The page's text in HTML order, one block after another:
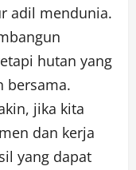
adil mendunia.
hutan yang
bersama.
jika kita
dan kerja
yang dapat